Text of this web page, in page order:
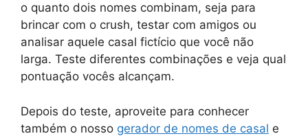
o quanto dois nomes combinam, seja para
brincar com o crush, testar com amigos ou
analisar aquele casal fictício que você não
larga. Teste diferentes combinações e veja qual
pontuação vocês alcançam.
Depois do teste, aproveite para conhecer
também o nosso gerador de nomes de casal e